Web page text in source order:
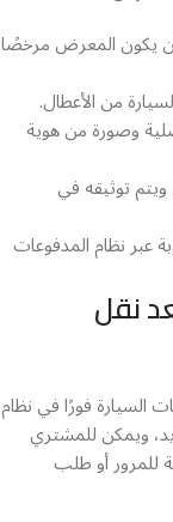
يكون المعرض مرخصًا
من الأعطال.
وصورة من هوية
توثيقه في
عبر نظام المدفوعات
نقل
السيارة فورًا في نظام
ويمكن للمشتري
للمرور أو طلب